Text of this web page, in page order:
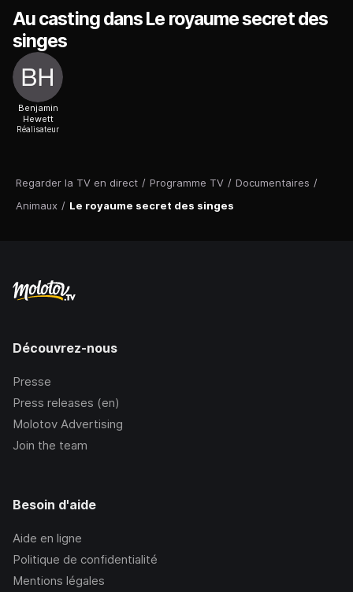
Regarder la TV en direct / Programme TV / Documentaires /
Animaux / Le royaume secret des singes
Au casting dans Le royaume secret des
singes
Benjamin
Hewett
Réalisateur
Découvrez-nous
Presse
Press releases (en)
Molotov Advertising
Join the team
Besoin d'aide
Aide en ligne
Politique de confidentialité
Mentions légales